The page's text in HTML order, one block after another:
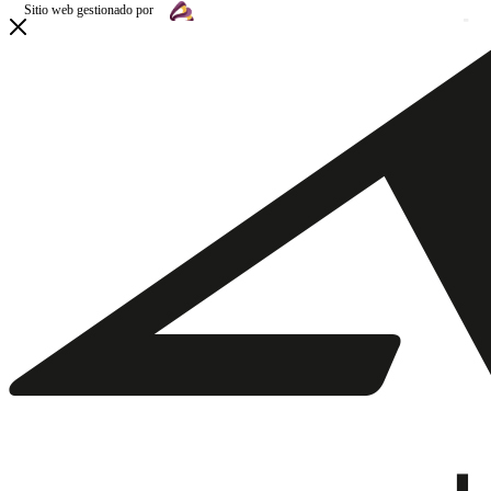
Sitio web gestionado por